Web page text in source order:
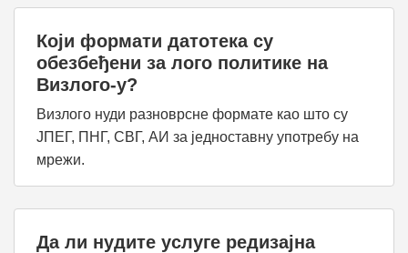
Који формати датотека су
обезбеђени за лого политике на
Визлого-у?
Визлого нуди разноврсне формате као што су
ЈПЕГ, ПНГ, СВГ, АИ за једноставну употребу на
мрежи.
Да ли нудите услуге редизајна